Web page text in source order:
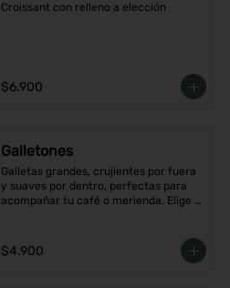
Croissant con relleno a elección
$6.900
Galletones
Galletas grandes, crujientes por fuera
y suaves por dentro, perfectas para
acompañar tu café o merienda, Elige
$4.900